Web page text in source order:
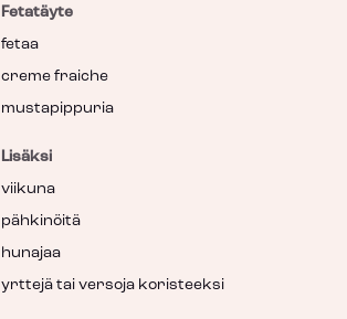
Fetatäyte
fetaa
creme fraiche
mustapippuria
Lisäksi
viikuna
pähkinöitä
hunajaa
yrttejä tai versoja koristeeksi